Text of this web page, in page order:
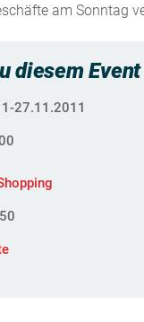
am Sonntag
diesem Event
27.11.2011